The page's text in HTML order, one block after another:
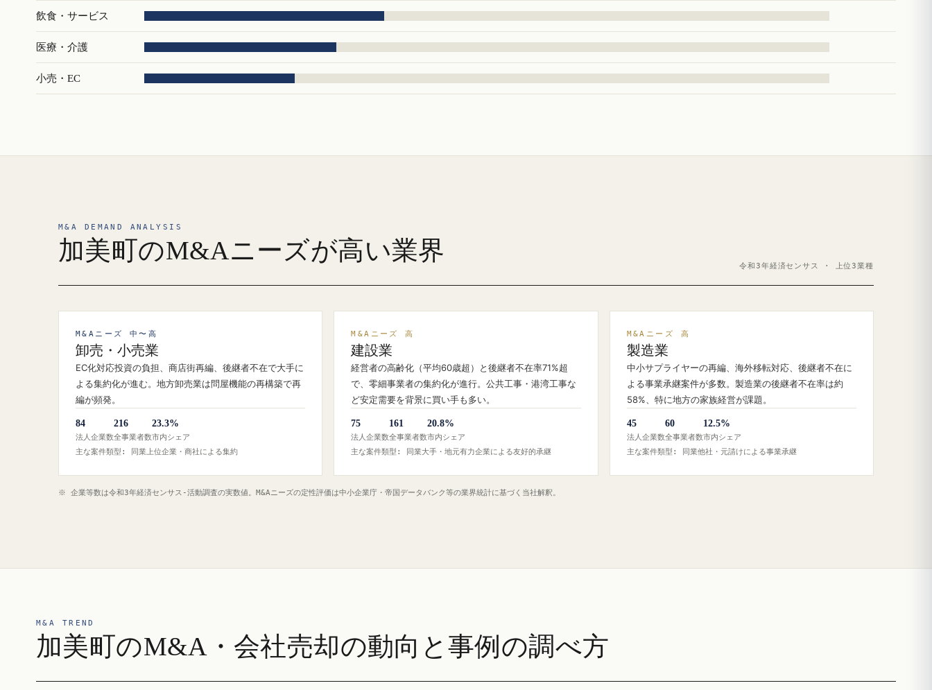
飲食・サービス
医療・介護
小売・EC
M&A DEMAND ANALYSIS
加美町のM&Aニーズが高い業界
令和3年経済センサス · 上位3業種
M&Aニーズ 中〜高
卸売・小売業
EC化対応投資の負担、商店街再編、後継者不在で大手に
よる集約化が進む。地方卸売業は問屋機能の再構築で再
編が頻発。
84
法人企業数
216
全事業者数
23.3%
市内シェア
主な案件類型: 同業上位企業・商社による集約
M&Aニーズ 高
建設業
経営者の高齢化（平均60歳超）と後継者不在率71%超
で、零細事業者の集約化が進行。公共工事・港湾工事な
ど安定需要を背景に買い手も多い。
75
法人企業数
161
全事業者数
20.8%
市内シェア
主な案件類型: 同業大手・地元有力企業による友好的承継
M&Aニーズ 高
製造業
中小サプライヤーの再編、海外移転対応、後継者不在に
よる事業承継案件が多数。製造業の後継者不在率は約
58%、特に地方の家族経営が課題。
45
法人企業数
60
全事業者数
12.5%
市内シェア
主な案件類型: 同業他社・元請けによる事業承継
※ 企業等数は令和3年経済センサス‐活動調査の実数値。M&Aニーズの定性評価は中小企業庁・帝国データバンク等の業界統計に基づく当社解釈。
M&A TREND
加美町のM&A・会社売却の動向と事例の調べ方